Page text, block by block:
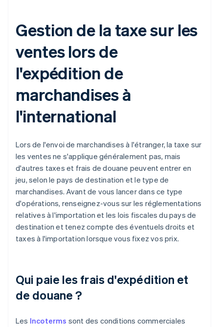
Gestion de la taxe sur les
ventes lors de
l'expédition de
marchandises à
l'international
Lors de l'envoi de marchandises à l'étranger, la taxe sur
les ventes ne s'applique généralement pas, mais
d'autres taxes et frais de douane peuvent entrer en
jeu, selon le pays de destination et le type de
marchandises. Avant de vous lancer dans ce type
d'opérations, renseignez-vous sur les réglementations
relatives à l'importation et les lois fiscales du pays de
destination et tenez compte des éventuels droits et
taxes à l'importation lorsque vous fixez vos prix.
Qui paie les frais d'expédition et
de douane ?
Les Incoterms sont des conditions commerciales